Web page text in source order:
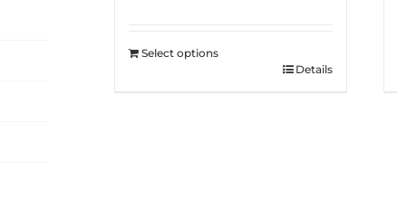
Select options
Details